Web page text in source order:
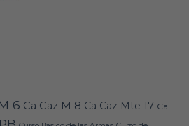
6 Ca Caz M 8 Ca Caz Mte 17 Ca